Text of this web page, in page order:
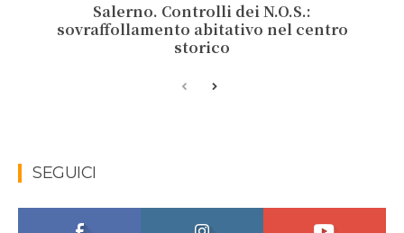
Salerno. Controlli dei N.O.S.:
sovraffollamento abitativo nel centro
storico
SEGUICI